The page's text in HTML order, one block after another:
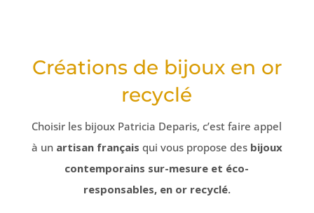
Créations de bijoux en or
recyclé
Choisir les bijoux Patricia Deparis, c’est faire appel
à un artisan français qui vous propose des bijoux
contemporains sur-mesure et éco-
responsables, en or recyclé.